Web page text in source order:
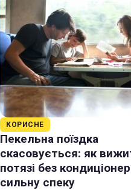
КОРИСНЕ
Пекельна поїздка
скасовується: як
потязі без
сильну спеку